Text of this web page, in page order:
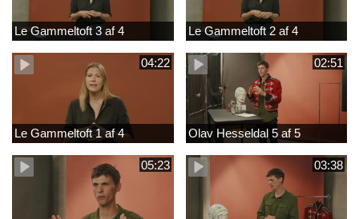
Le Gammeltoft 3 af 4 Le Gammeltoft 2 af 4
04:22
Le Gammeltoft 1 af 4
02:51
Olav Hesseldal 5 af 5
05:23 03:38